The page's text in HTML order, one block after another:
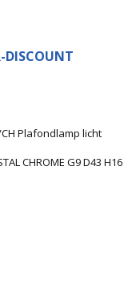
DISCOUNT
Plafondlamp licht
CHROME G9 D43 H16